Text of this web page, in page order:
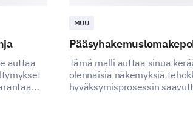
auttaa
MUU
Tämä malli auttaa sinua
olennaisia näkemyksiä
hyväksymisprosessin